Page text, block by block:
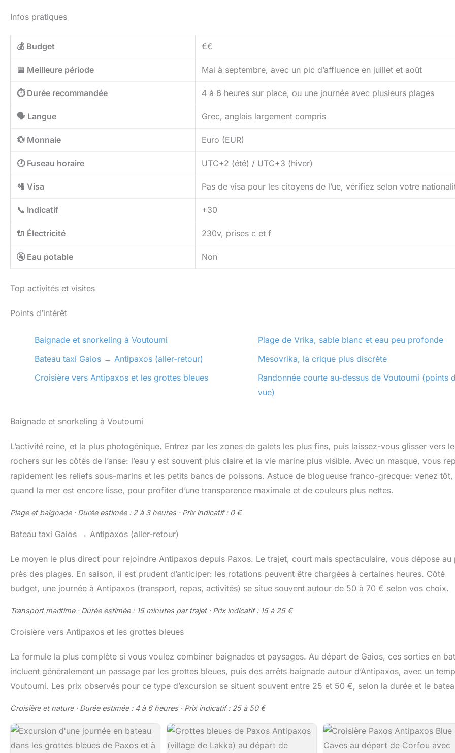
Infos pratiques
💰 Budget €€
📅 Meilleure période Mai à septembre, avec un pic d’affluence en juillet et août
⏱️ Durée recommandée 4 à 6 heures sur place, ou une journée avec plusieurs plages
🗣️ Langue Grec, anglais largement compris
💱 Monnaie Euro (EUR)
🕐 Fuseau horaire UTC+2 (été) / UTC+3 (hiver)
🛂 Visa Pas de visa pour les citoyens de l’ue, vérifiez selon votre
📞 Indicatif +30
🔌 Électricité 230v, prises c et f
🚰 Eau potable Non
Top activités et visites
Points d’intérêt
Baignade et snorkeling à Voutoumi
Bateau taxi Gaios → Antipaxos (aller-retour)
Croisière vers Antipaxos et les grottes bleues
Plage de Vrika, sable blanc et eau peu profonde
Mesovrika, la crique plus discrète
Randonnée courte au-dessus de Voutoumi (points
vue)
Baignade et snorkeling à Voutoumi
L’activité reine, et la plus photogénique. Entrez par les zones de galets les plus fins, puis laissez-vous glisser vers
rochers sur les côtés de l’anse: l’eau y est souvent plus claire et la vie marine plus visible. Avec un masque, vous
rapidement les reliefs sous-marins et les petits bancs de poissons. Astuce de blogueuse franco-grecque: venez tôt,
quand la mer est encore lisse, pour profiter d’une transparence maximale et de couleurs plus nettes.
Plage et baignade · Durée estimée : 2 à 3 heures · Prix indicatif : 0 €
Bateau taxi Gaios → Antipaxos (aller-retour)
Le moyen le plus direct pour rejoindre Antipaxos depuis Paxos. Le trajet, court mais spectaculaire, vous dépose au
près des plages. En saison, il est prudent d’anticiper: les rotations peuvent être chargées à certaines heures. Côté
budget, une journée à Antipaxos (transport, repas, activités) se situe souvent autour de 50 à 70 € selon vos choix.
Transport maritime · Durée estimée : 15 minutes par trajet · Prix indicatif : 15 à 25 €
Croisière vers Antipaxos et les grottes bleues
La formule la plus complète si vous voulez combiner baignades et paysages. Au départ de Gaios, ces sorties en
incluent généralement un passage par les grottes bleues, puis des arrêts baignade autour d’Antipaxos, avec un
Voutoumi. Les prix observés pour ce type d’excursion se situent souvent entre 25 et 50 €, selon la durée et le
Croisière et nature · Durée estimée : 4 à 6 heures · Prix indicatif : 25 à 50 €